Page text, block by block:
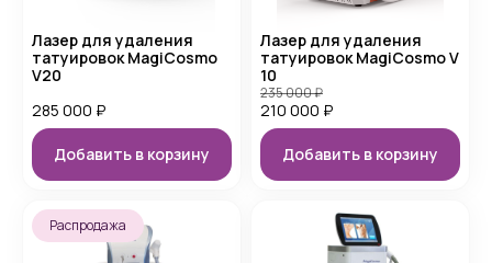
Лазер для удаления
татуировок MagiCosmo
V20
285 000 ₽
Добавить в корзину
Лазер для удаления
татуировок MagiCosmo V
10
210 000 ₽
235 000₽
Добавить в корзину
Распродажа